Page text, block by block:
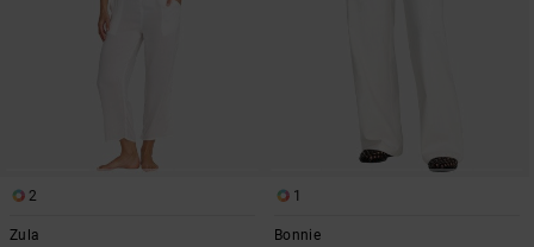
2
Zula
1
Bonnie